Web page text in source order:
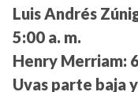
Luis Andrés
5:00 a. m.
Henry Merriam:
Uvas parte baja